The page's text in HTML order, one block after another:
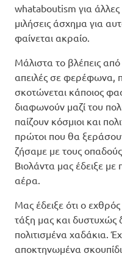
whataboutism για
μιλήσεις άσχημα για
φαίνεται ακραίο.
Μάλιστα το βλέπεις
απειλές σε φερέφωνα,
σκοτώνεται κάποιος
διαφωνούν μαζί του
παίζουν κόσμιοι και
πρώτοι που θα
ζήσαμε με τους
Βιολάντα μας έδειξε με
αέρα.
Μας έδειξε ότι ο
τάξη μας και δυστυχώς
πολιτισμένα χαδάκια.
αποκτηνωμένα